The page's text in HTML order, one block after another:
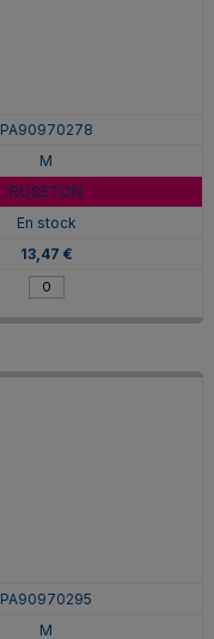
PA90970278
M
ROSETON
En stock
13,47 €
PA90970295
M